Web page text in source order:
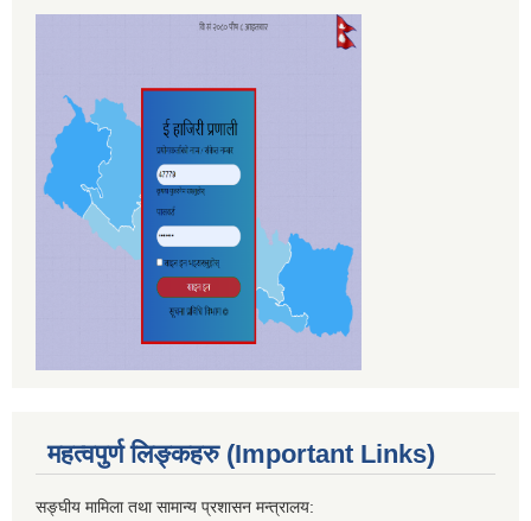
महत्वपुर्ण लिङ्कहरु (Important Links)
सङ्घीय मामिला तथा सामान्य प्रशासन मन्त्रालय: